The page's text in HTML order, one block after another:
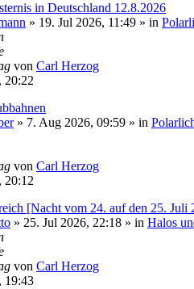
in Deutschland 12.8.2026
» 19. Jul 2026, 11:49 » in
von Carl Herzog
20:22
» 7. Aug 2026, 09:59 » in
von Carl Herzog
20:12
[Nacht vom 24. auf den 25. Juli
» 25. Jul 2026, 22:18 » in Halos
von Carl Herzog
19:43